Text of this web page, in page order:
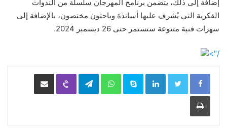
إضافة إلى ذلك، يتضمن برنامج المهرجان سلسلة من الندوات
الفكرية التي يُشرف عليها أساتذة وباحثون مختصون، بالإضافة إلى
سهرات فنية متنوعة ستستمر حتى 26 ديسمبر 2024.
/">
LinkedIn
Skype
WhatsApp
Telegram
Viber مشاركة عبر البريد
طباعة